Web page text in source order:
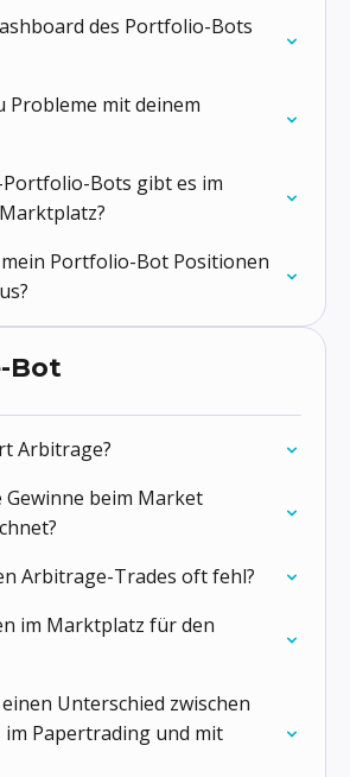
des Portfolio-Bots
Probleme mit deinem
Bots gibt es im
Portfolio-Bot Positionen
Bot
Arbitrage?
Gewinne beim Market
Arbitrage-Trades oft fehl?
im Marktplatz für den
Unterschied zwischen
Papertrading und mit